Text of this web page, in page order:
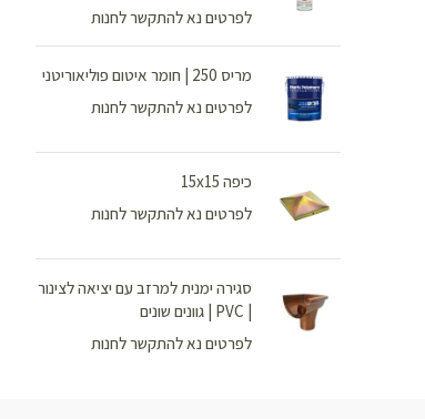
לפרטים נא להתקשר לחנות
מריס 250 | חומר איטום פוליאוריטני
לפרטים נא להתקשר לחנות
כיפה 15x15
לפרטים נא להתקשר לחנות
סגירה ימנית למרזב עם יציאה לצינור
| PVC | גוונים שונים
לפרטים נא להתקשר לחנות